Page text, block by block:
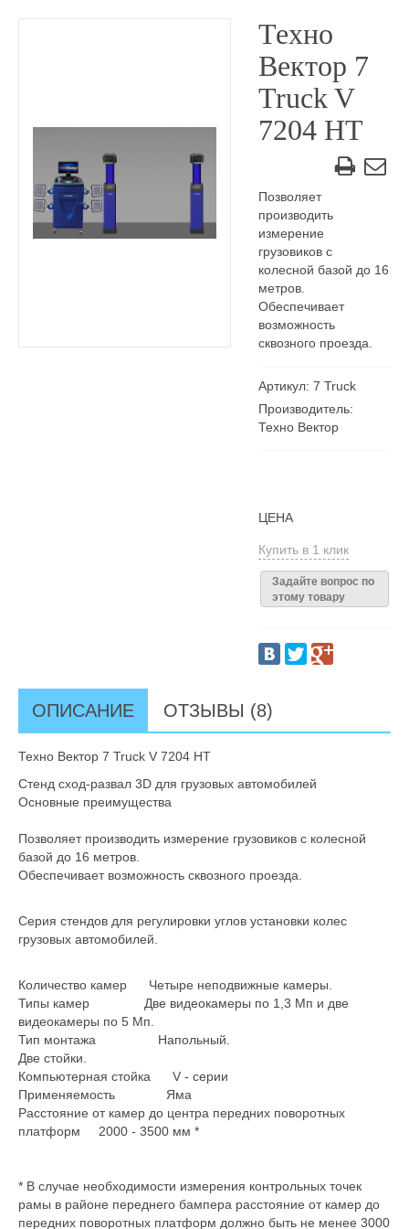
Техно
Вектор 7
Truck V
7204 HT
Позволяет
производить
измерение
грузовиков с
колесной базой до 16
метров.
Обеспечивает
возможность
сквозного проезда.
Артикул: 7 Truck
Производитель:
Техно Вектор
ЦЕНА
Купить в 1 клик
Задайте вопрос по
этому товару
ОПИСАНИЕ ОТЗЫВЫ (8)
Техно Вектор 7 Truck V 7204 HT
Стенд сход-развал 3D для грузовых автомобилей
Основные преимущества
Позволяет производить измерение грузовиков с колесной
базой до 16 метров.
Обеспечивает возможность сквозного проезда.
Серия стендов для регулировки углов установки колес
грузовых автомобилей.
Количество камер Четыре неподвижные камеры.
Типы камер Две видеокамеры по 1,3 Мп и две
видеокамеры по 5 Мп.
Тип монтажа Напольный.
Две стойки.
Компьютерная стойка V - серии
Применяемость Яма
Расстояние от камер до центра передних поворотных
платформ 2000 - 3500 мм *
* В случае необходимости измерения контрольных точек
рамы в районе переднего бампера расстояние от камер до
передних поворотных платформ должно быть не менее 3000